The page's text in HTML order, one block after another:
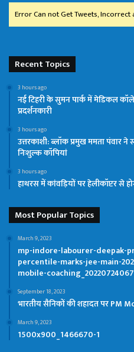
Error Can not Get Tweets,
Recent Topics
3 hours ago
नई टिहरी के सुमन पार्क में मेडिकल
प्रदर्शनकारी
3 hours ago
उत्तरकाशी: ब्लॉक प्रमुख ममता पंवार ने
निःशुल्क कॉपियां
3 hours ago
हाथरस में कांवड़ियों पर हेलीकॉप्टर से
Most Popular Topics
March 9, 2023
mp-indore-labourer-deepak-
percentile-marks-jee-main-
mobile-
September 18, 2023
भारतीय सैनिकों की शहादत पर PM
March 9, 2023
1500x900_1466670-1